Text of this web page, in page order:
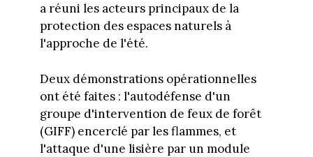
a réuni les acteurs principaux de la
protection des espaces naturels à
l'approche de l'été.
Deux démonstrations opérationnelles
ont été faites : l'autodéfense d'un
groupe d'intervention de feux de forêt
(GIFF) encerclé par les flammes, et
l'attaque d'une lisière par un module